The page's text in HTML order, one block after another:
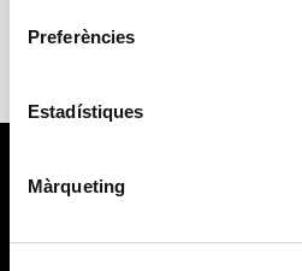
Preferències
Estadístiques
Màrqueting